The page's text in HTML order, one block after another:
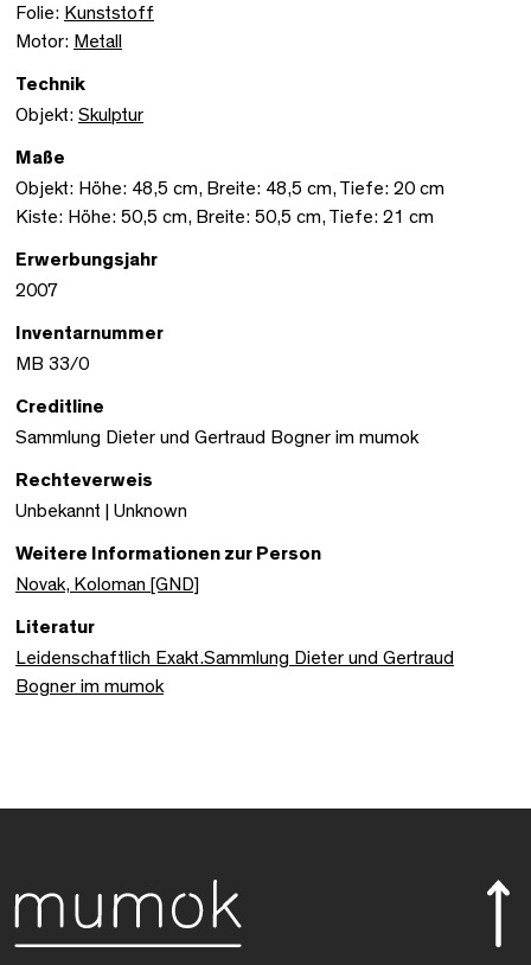
Folie: Kunststoff
Motor: Metall
Technik
Objekt: Skulptur
Maße
Objekt: Höhe: 48,5 cm, Breite: 48,5 cm, Tiefe: 20 cm
Kiste: Höhe: 50,5 cm, Breite: 50,5 cm, Tiefe: 21 cm
Erwerbungsjahr
2007
Inventarnummer
MB 33/0
Creditline
Sammlung Dieter und Gertraud Bogner im mumok
Rechteverweis
Unbekannt | Unknown
Weitere Informationen zur Person
Novak, Koloman [GND]
Literatur
Leidenschaftlich Exakt.Sammlung Dieter und Gertraud
Bogner im mumok